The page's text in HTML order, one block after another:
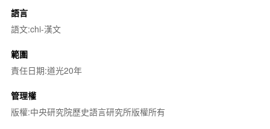
語言
語文:chi-漢文
範圍
責任日期:道光20年
管理權
版權:中央研究院歷史語言研究所版權所有